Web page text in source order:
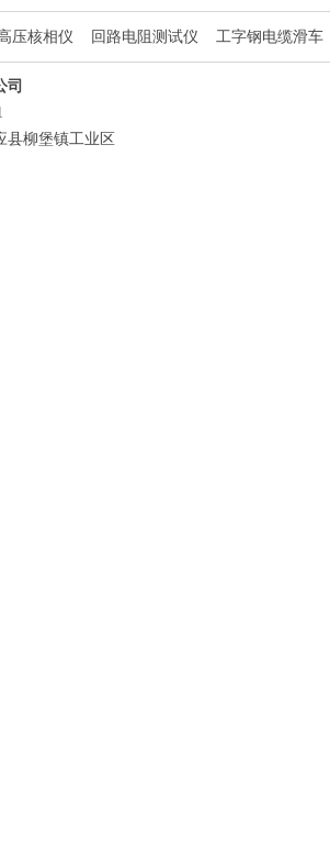
压核相仪 回路电阻测试仪 工字钢电缆滑车
司
县柳堡镇工业区